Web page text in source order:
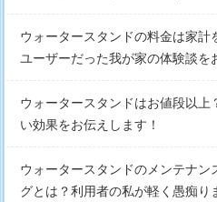
ウォータースタンドの料金は家計
ユーザーだった我が家の体験談を
ウォータースタンドはお値段以上
い効果をお伝えします！
ウォータースタンドのメンテナン
グとは？利用者の私が軽く愚痴り